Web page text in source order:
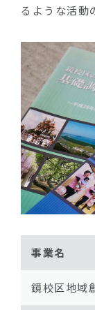
るような活動
事業名
鏡校区地域